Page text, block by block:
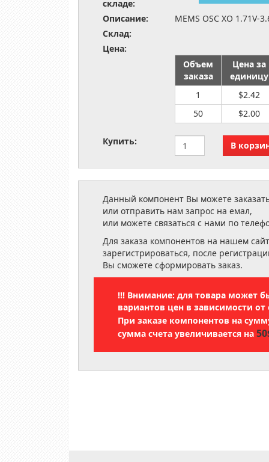
складе:
Описание:
MEMS OSC XO 1.71V-
Склад:
Цена:
Объем
заказа
Цена за
единицу
1
$2.42
50
$2.00
Купить:
Данный компонент Вы можете
или отправить нам запрос на емал,
или можете связаться с нами по
Для заказа компонентов на нашем
зарегистрироваться, после
Вы сможете сформировать заказ.
!!! Внимание: для товара может
вариантов цен в зависимости от
При заказе компонентов на
сумма счета увеличивается на